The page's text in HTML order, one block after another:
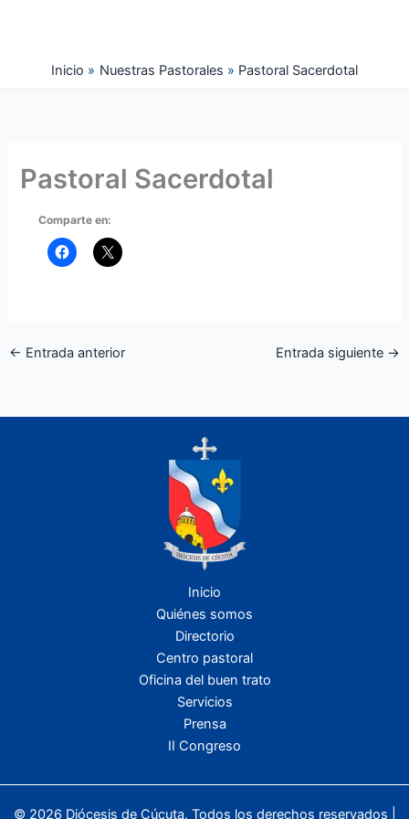
Inicio
Nuestras Pastorales Pastoral Sacerdotal
Pastoral Sacerdotal
Comparte en:
← Entrada anterior Entrada siguiente →
Inicio
Quiénes somos
Directorio
Centro pastoral
Oficina del buen trato
Servicios
Prensa
II Congreso
© 2026 Diócesis de Cúcuta. Todos los derechos reservados |